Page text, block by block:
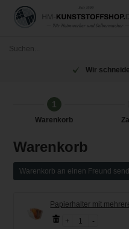
Wir
1
Warenkorb
Warenkorb
Warenkorb an einen Freund
Papierhalter mit
1